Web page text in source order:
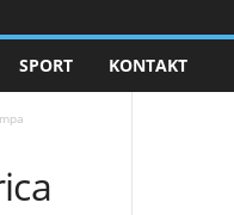
SPORT KONTAKT